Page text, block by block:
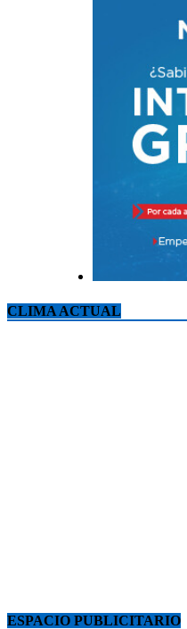
CLIMA ACTUAL
ESPACIO PUBLICITARIO